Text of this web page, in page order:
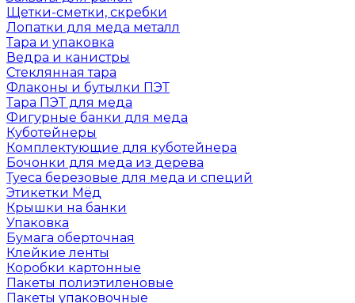
Щетки-сметки, скребки
Лопатки для меда металл
Тара и упаковка
Ведра и канистры
Стеклянная тара
Флаконы и бутылки ПЭТ
Тара ПЭТ для меда
Фигурные банки для меда
Куботейнеры
Комплектующие для куботейнера
Бочонки для меда из дерева
Туеса березовые для меда и специй
Этикетки Мёд
Крышки на банки
Упаковка
Бумага оберточная
Клейкие ленты
Коробки картонные
Пакеты полиэтиленовые
Пакеты упаковочные